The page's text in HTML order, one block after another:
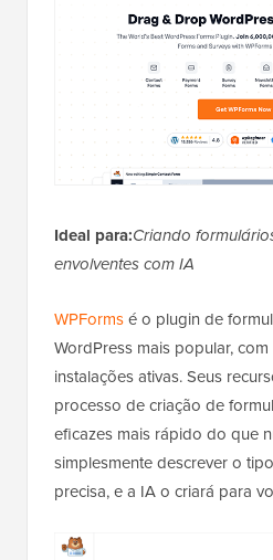
Ideal para:Criando
envolventes com IA
WPFormsé o plugin de
WordPress mais popular,
instalações ativas. Seus
processo de criação de
eficazes mais rápido do que
simplesmente descrever o
precisa, e a IA o criará para